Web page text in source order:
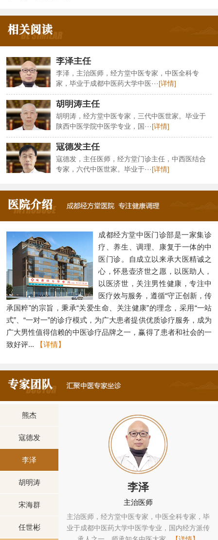
李泽主任
李泽，主治医师，经方堂中医专家，中医全科专
家，毕业于成都中医药大学中医···[详情]
胡明涛主任
胡明涛，经方堂中医专家，三代中医世家。毕业于
陕西中医学院中医学专业，国···[详情]
寇德发主任
寇德发，主任医师，经方堂门诊主任，中西医结合
专家，六代中医世家。毕业于···[详情]
成都经方堂中医门诊部是一家集诊
疗、养生、调理、康复于一体的中
医门诊。自成立以来承大医精诚之
心，怀悬壶济世之愿，以医助人，
以医济世，关注男性健康，专注中
医疗效与服务，遵循“守正创新，传
承国粹”的宗旨，秉承“关爱生命、关注健康”的理念，采用“一站
式”、“一对一”的诊疗模式，为广大患者提供优质诊疗服务，成为
广大男性值得信赖的中医诊疗品牌之一，赢得了患者和社会的一
致好评...
【详情】
熊杰
寇德发
李泽
胡明涛
宋海群
任世彬
大学中西医结
李泽
主治医师
主治医师，经方堂中医专家，中医全科专家，毕
业于成都中医药大学中医学专业，国内经方派传